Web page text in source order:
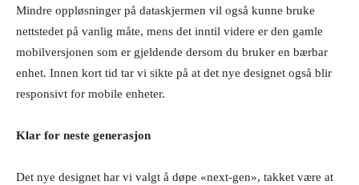
Mindre oppløsninger på dataskjermen vil også kunne bruke
nettstedet på vanlig måte, mens det inntil videre er den gamle
mobilversjonen som er gjeldende dersom du bruker en bærbar
enhet. Innen kort tid tar vi sikte på at det nye designet også blir
responsivt for mobile enheter.
Klar for neste generasjon
Det nye designet har vi valgt å døpe «next-gen», takket være at